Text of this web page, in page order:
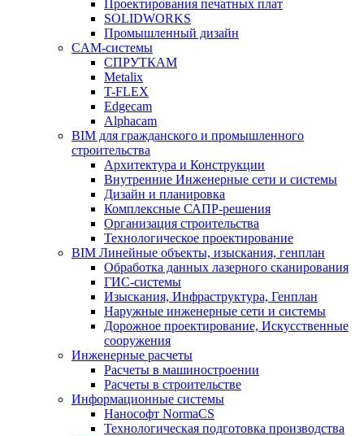
Проектирования печатных плат
SOLIDWORKS
Промышленный дизайн
CAM-системы
СПРУТКAM
Metalix
T-FLEX
Edgecam
Alphacam
BIM для гражданского и промышленного
строительства
Архитектура и Конструкции
Внутренние Инженерные сети и системы
Дизайн и планировка
Комплексные САПР-решения
Организация строительства
Технологическое проектирование
BIM Линейные объекты, изыскания, генплан
Обработка данных лазерного сканирования
ГИС-системы
Изыскания, Инфраструктура, Генплан
Наружные инженерные сети и системы
Дорожное проектирование, Искусственные
сооружения
Инженерные расчеты
Расчеты в машиностроении
Расчеты в строительстве
Информационные системы
Нанософт NormaCS
Технологическая подготовка производства